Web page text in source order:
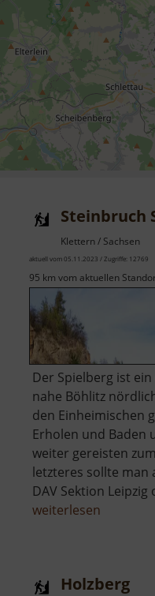
Steinbruch
Klettern / Sachsen
aktuell vom 05.11.2023 / Zugriffe: 12769
95 km vom aktuellen
Der Spielberg ist
nahe Böhlitz
den Einheimischen
Erholen und Baden
weiter gereisten
letzteres sollte man
DAV Sektion
weiterlesen
Holzberg